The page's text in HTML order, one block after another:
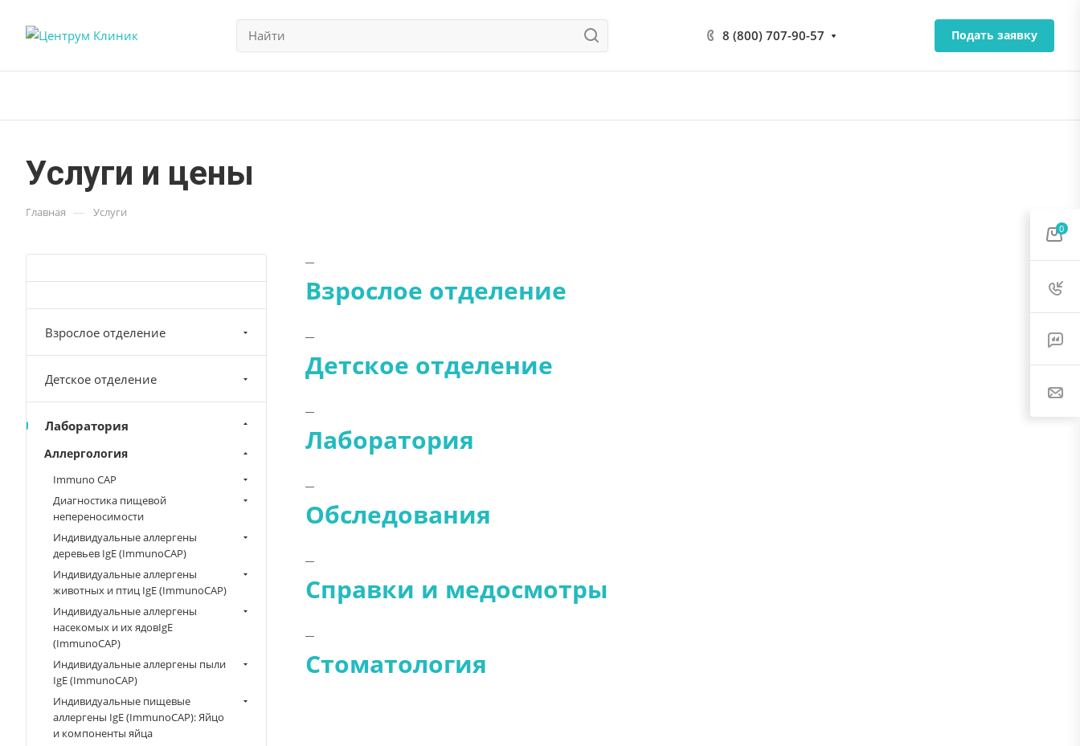
8 (800) 707-90-57 Подать заявку
Услуги и цены
Главная — Услуги
Взрослое отделение
Детское отделение
Лаборатория
Обследования
Справки и медосмотры
Стоматология
Взрослое отделение
Детское отделение
Лаборатория
Аллергология
Immuno CAP
Диагностика пищевой
непереносимости
Индивидуальные аллергены
деревьев IgE (ImmunoCAP)
Индивидуальные аллергены
животных и птиц IgE (ImmunoCAP)
Индивидуальные аллергены
насекомых и их ядовIgE
(ImmunoCAP)
Индивидуальные аллергены пыли
IgE (ImmunoCAP)
Индивидуальные пищевые
аллергены IgE (ImmunoCAP): Яйцо
и компоненты яйца
0